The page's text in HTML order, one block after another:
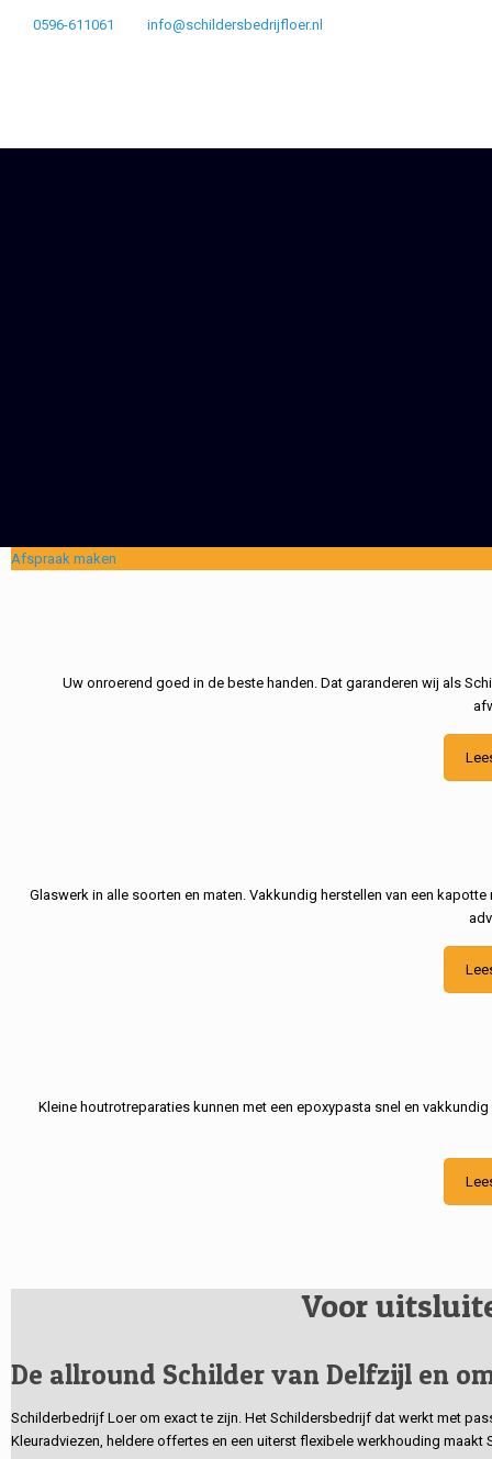
0596-611061 info@schildersbedrijfloer.nl
Afspraak maken
Uw onroerend goed in de beste handen. Dat garanderen wij als
Glaswerk in alle soorten en maten. Vakkundig herstellen van een
Kleine houtrotreparaties kunnen met een epoxypasta snel en
Voor
De allround Schilder van Delfzijl en
Schilderbedrijf Loer om exact te zijn. Het Schildersbedrijf dat werkt met
Kleuradviezen, heldere offertes en een uiterst flexibele werkhouding